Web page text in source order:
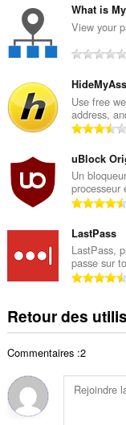
What is
View your
Use free
address,
uBlock
Un
processeur
LastPass
LastPass,
passe sur
Retour des
Commentaires :2